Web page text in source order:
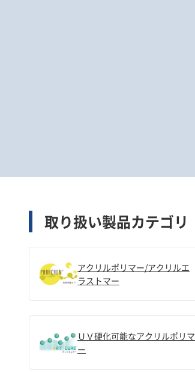
取り扱い製品カテゴリ
アクリルポリマー/アクリルエ
ラストマー
ＵＶ硬化可能なアクリルポリマ
ー